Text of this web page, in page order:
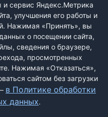
Номера телефонов
89115338001,
сервис Яндекс.Метрика
улучшения его работы и
Нажимая «Принять», вы
о посещении сайта,
сведения о браузере,
просмотренных
Нажимая «Отказаться»,
сайтом без загрузки
в Политике обработки
данных.